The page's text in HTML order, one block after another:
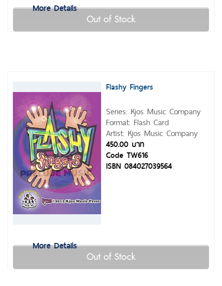
More Details
Out of Stock
More Details
Flashy Fingers
Series: Kjos Music Company
Format: Flash Card
Artist: Kjos Music Company
450.00 บาท
Code TW616
ISBN 084027039564
Out of Stock